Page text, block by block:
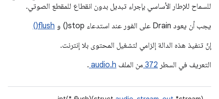
للسماح للإطار الأساسي بإجراء تبديل بدون انقطاع للمقطع الصوتي.
يجب أن يعود Drain على الفور عند استدعاء stop() و
flush()
إنّ تنفيذ هذه الدالة إلزامي لتشغيل المحتوى بلا إنترنت.
التعريف في السطر 372 من الملف audio.h
.